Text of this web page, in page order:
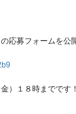
応募フォームを公
）１８時までです！